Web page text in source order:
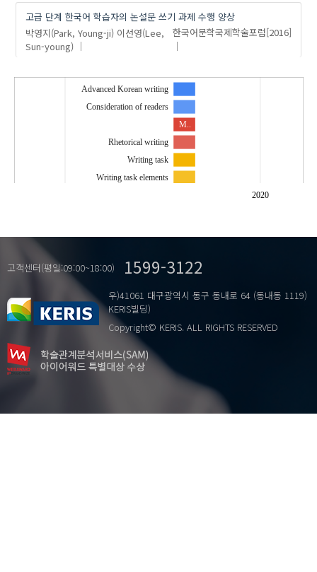
고급 단계 한국어 학습자의 논설문 쓰기 과제 수행 양상
박영지(Park, Young-ji) 이선영(Lee,
Sun-young)
한국어문학국제학술포럼[2016]
2020
Advanced Korean writing
Consideration of readers
M..
Rhetorical writing
Writing task
Writing task elements
남북관계
독자에 대한 고려
쓰기 과제
쓰기 과제 요소
양면게임
고객센터(평일:09:00~18:00) 1599-3122
우)41061 대구광역시 동구 동내로 64 (동내동 1119)
KERIS빌딩)
Copyright© KERIS. ALL RIGHTS RESERVED